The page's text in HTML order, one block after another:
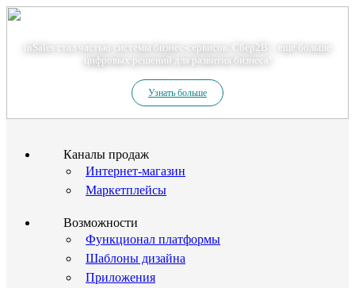
inSales стал частью системы бизнес-сервисов. Сбер2В – еще больше
цифровых решений для развития бизнеса!
Узнать больше
Каналы продаж
Интернет-магазин
Маркетплейсы
Возможности
Функционал платформы
Шаблоны дизайна
Приложения